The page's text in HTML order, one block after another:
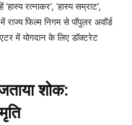
रत्नाकर’, ‘हास्य सम्राट’,
फिल्म निगम से पॉपुलर अवॉर्ड
में योगदान के लिए डॉक्टरेट
शोक: